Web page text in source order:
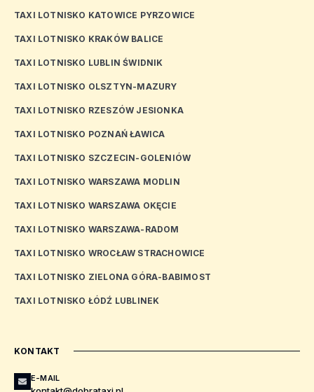
TAXI LOTNISKO KATOWICE PYRZOWICE
TAXI LOTNISKO KRAKÓW BALICE
TAXI LOTNISKO LUBLIN ŚWIDNIK
TAXI LOTNISKO OLSZTYN-MAZURY
TAXI LOTNISKO RZESZÓW JESIONKA
TAXI LOTNISKO POZNAŃ ŁAWICA
TAXI LOTNISKO SZCZECIN-GOLENIÓW
TAXI LOTNISKO WARSZAWA MODLIN
TAXI LOTNISKO WARSZAWA OKĘCIE
TAXI LOTNISKO WARSZAWA-RADOM
TAXI LOTNISKO WROCŁAW STRACHOWICE
TAXI LOTNISKO ZIELONA GÓRA-BABIMOST
TAXI LOTNISKO ŁÓDŹ LUBLINEK
KONTAKT
E-MAIL